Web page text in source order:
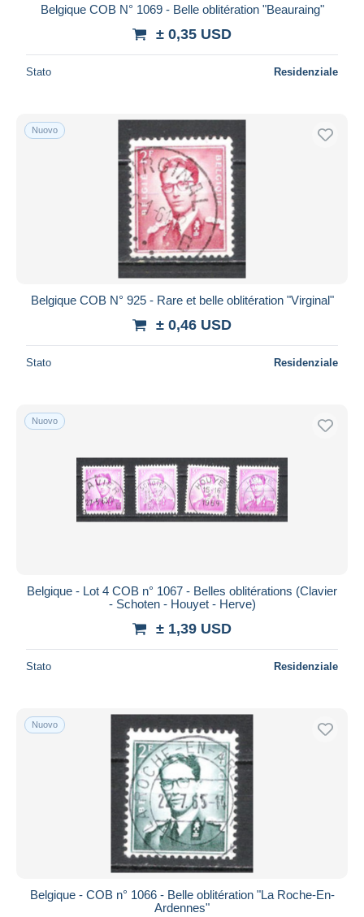
Belgique COB N° 1069 - Belle oblitération "Beauraing"
± 0,35 USD
Stato Residenziale
Nuovo
Belgique COB N° 925 - Rare et belle oblitération "Virginal"
± 0,46 USD
Stato Residenziale
Nuovo
Belgique - Lot 4 COB n° 1067 - Belles oblitérations (Clavier
- Schoten - Houyet - Herve)
± 1,39 USD
Stato Residenziale
Nuovo
Belgique - COB n° 1066 - Belle oblitération "La Roche-En-
Ardennes"